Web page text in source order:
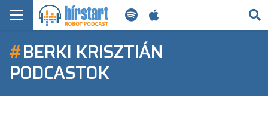
KERESÉS
KEZDŐLAP
FRISS HÍREK
#BERKI KRISZTIÁN
PODCASTOK